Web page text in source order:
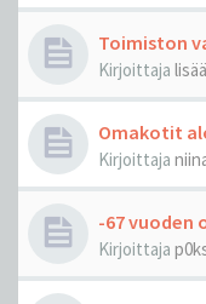
Toimiston
Kirjoittaja
Omakotit
Kirjoittaja
-67
Kirjoittaja